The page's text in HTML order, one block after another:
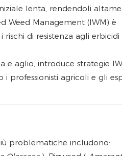
lenta, rendendoli
Weed Management (IWM) è
di resistenza agli
e aglio, introduce strategie
professionisti agricoli e gli
problematiche includono: